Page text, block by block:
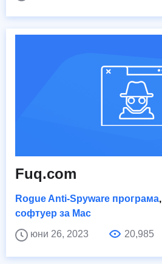
Fuq.com
Rogue Anti-Spyware програма,
софтуер за Mac
юни 26, 2023
20,985